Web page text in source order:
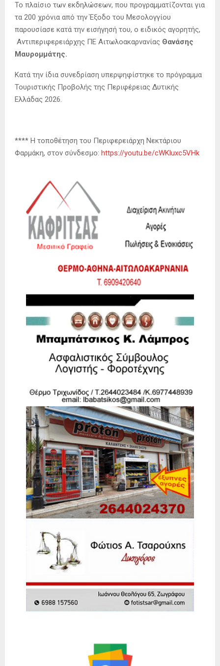
Το πλαίσιο των εκδηλώσεων, που προγραμματίζονται για
τα 200 χρόνια από την Έξοδο του Μεσολογγίου
παρουσίασε κατά την εισήγησή του, ο ειδικός αγορητής,
Αντιπεριφερειάρχης ΠΕ Αιτωλοακαρνανίας Θανάσης
Μαυρομμάτης.
Κατά την ίδια συνεδρίαση υπερψηφίστηκε το πρόγραμμα
Τουριστικής Προβολής της Περιφέρειας Δυτικής
Ελλάδας 2026.
**** Η τοποθέτηση του Περιφερειάρχη Νεκτάριου
Φαρμάκη, στον σύνδεσμο: https://youtu.be/cWKluxc5VHk